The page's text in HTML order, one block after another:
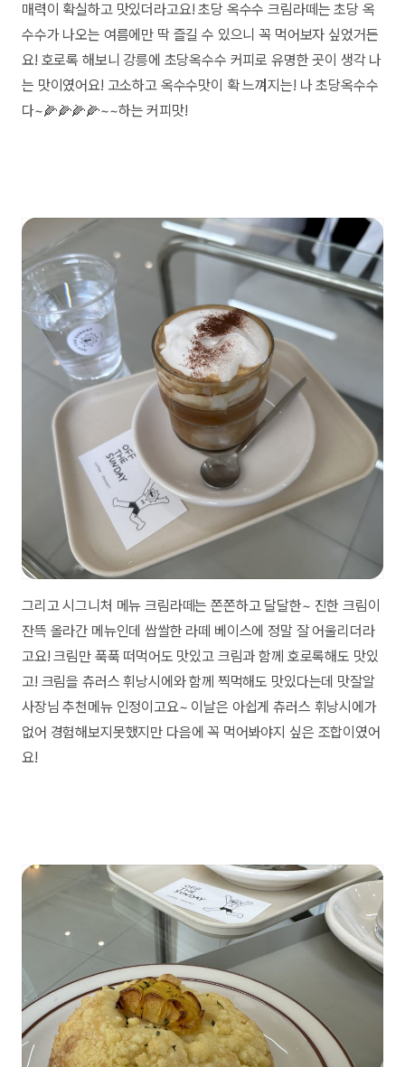
매력이 확실하고 맛있더라고요! 초당 옥수수 크림라떼는 초당 옥
수수가 나오는 여름에만 딱 즐길 수 있으니 꼭 먹어보자 싶었거든
요! 호로록 해보니 강릉에 초당옥수수 커피로 유명한 곳이 생각 나
는 맛이였어요! 고소하고 옥수수맛이 확 느껴지는! 나 초당옥수수
다~🌽🌽🌽🌽~~하는 커피맛!
그리고 시그니처 메뉴 크림라떼는 쫀쫀하고 달달한~ 진한 크림이
잔뜩 올라간 메뉴인데 쌉쌀한 라떼 베이스에 정말 잘 어울리더라
고요! 크림만 푹푹 떠먹어도 맛있고 크림과 함께 호로록해도 맛있
고! 크림을 츄러스 휘낭시에와 함께 찍먹해도 맛있다는데 맛잘알
사장님 추천메뉴 인정이고요~ 이날은 아쉽게 츄러스 휘낭시에가
없어 경험해보지못했지만 다음에 꼭 먹어봐야지 싶은 조합이였어
요!